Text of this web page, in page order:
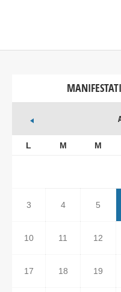
L M M
3 4 5
10 11 12
17 18 19